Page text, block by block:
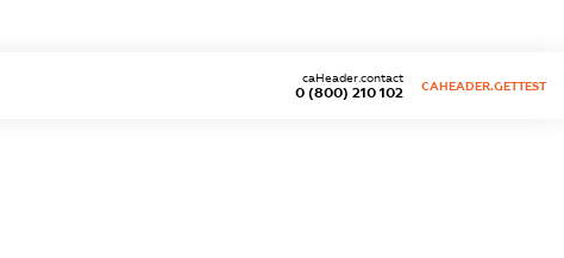
0 (800) 210 102
caHeader.contact
CAHEADER.GETTEST